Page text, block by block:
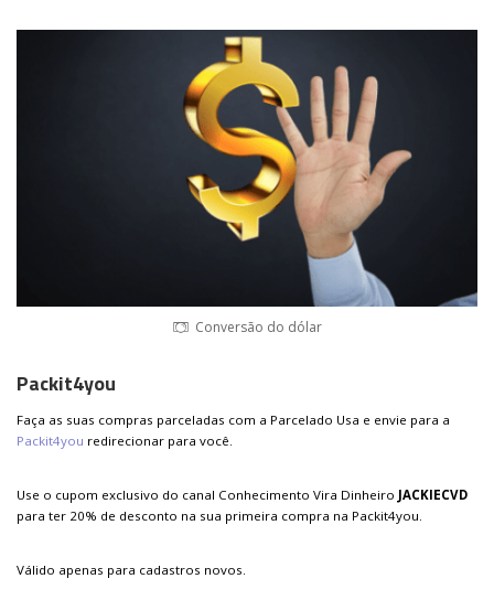
Conversão do dólar
Packit4you
Faça as suas compras parceladas com a Parcelado Usa e envie para a
Packit4you redirecionar para você.
Use o cupom exclusivo do canal Conhecimento Vira Dinheiro JACKIECVD
para ter 20% de desconto na sua primeira compra na Packit4you.
Válido apenas para cadastros novos.